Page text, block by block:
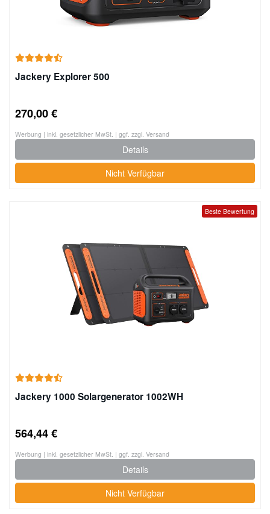
Jackery Explorer 500
270,00 €
Werbung | inkl. gesetzlicher MwSt. | ggf. zzgl. Versand
Details
Nicht Verfügbar
Beste Bewertung
Jackery 1000 Solargenerator 1002WH
564,44 €
Werbung | inkl. gesetzlicher MwSt. | ggf. zzgl. Versand
Details
Nicht Verfügbar